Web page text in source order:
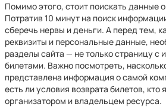
Помимо этого, стоит поискать данные
Потратив 10 минут на поиск
сберечь нервы и деньги. А перед тем,
реквизиты и персональные данные,
разделы сайта — не только страницу
билетами. Важно посмотреть,
представлена информация о самой
есть ли условия возврата билетов, кто
организатором и владельцем ресурса.